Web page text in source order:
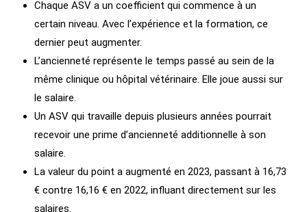
Chaque ASV a un coefficient qui commence à un
certain niveau. Avec l’expérience et la formation, ce
dernier peut augmenter.
L’ancienneté représente le temps passé au sein de la
même clinique ou hôpital vétérinaire. Elle joue aussi sur
le salaire.
Un ASV qui travaille depuis plusieurs années pourrait
recevoir une prime d’ancienneté additionnelle à son
salaire.
La valeur du point a augmenté en 2023, passant à 16,73
€ contre 16,16 € en 2022, influant directement sur les
salaires.